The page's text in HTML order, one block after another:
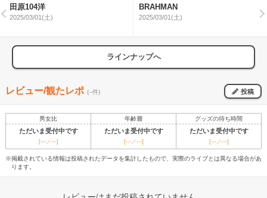
田原104洋
2025/03/01(土)
BRAHMAN
2025/03/01(土)
ラインナップへ
レビュー/観たレポ (--件) 投稿
男女比 年齢層 グッズの待ち時間
ただいま受付中です ただいま受付中です ただいま受付中です
[---／---] [---／---] [---／---]
※掲載されている情報は投稿されたデータを集計したもので、実際のライブとは異なる場合があ
ります。